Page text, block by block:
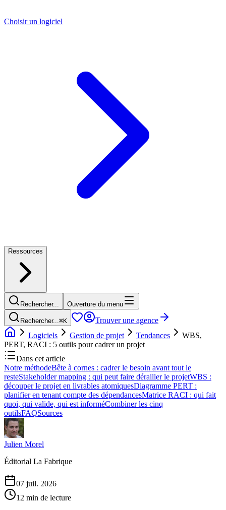
Choisir un logiciel
Ressources
Rechercher... Ouverture du menu
Rechercher...⌘K
Trouver une agence
Logiciels
Gestion de projet Tendances
WBS,
PERT, RACI : 5 outils pour cadrer un projet
Dans cet article
Notre méthodeBête à cornes : cadrer le besoin avant tout le
resteStakeholder mapping : qui peut faire dérailler le projetWBS :
découper le projet en livrables atomiquesDiagramme PERT :
planifier en tenant compte des dépendancesMatrice RACI : qui fait
quoi, qui valide, qui est informéCombiner les cinq
outilsFAQSources
Julien Morel
Éditorial La Fabrique
07 juil. 2026
12 min de lecture